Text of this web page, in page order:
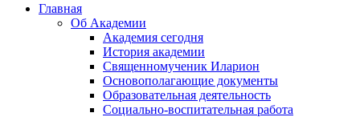
Главная
Об Академии
Академия сегодня
История академии
Священномученик Иларион
Основополагающие документы
Образовательная деятельность
Социально-воспитательная работа